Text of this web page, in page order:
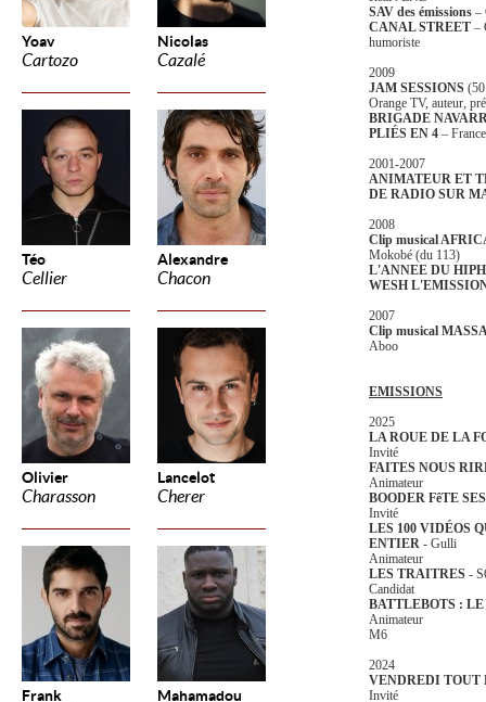
Yoav
Cartozo
Nicolas
Cazalé
Téo
Cellier
Alexandre
Chacon
Olivier
Charasson
Lancelot
Cherer
Frank Mahamadou
SAV des émissions –
CANAL STREET –
humoriste
2009
JAM SESSIONS
Orange TV, auteur,
BRIGADE
PLIÉS EN 4 –
2001-2007
ANIMATEUR ET
DE RADIO SUR
2008
Clip musical
Mokobé (du 113)
L'ANNEE DU
WESH
2007
Clip musical
Aboo
EMISSIONS
2025
LA ROUE DE LA
Invité
FAITES NOUS
Animateur
BOODER FêTE
Invité
LES 100 VIDÉOS
ENTIER - Gulli
Animateur
LES TRAITRES -
Candidat
BATTLEBOTS : LE
Animateur
M6
2024
VENDREDI TOUT
Invité